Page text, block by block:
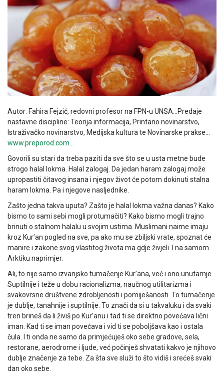
Autor: Fahira Fejzić, redovni profesor na FPN-u UNSA…Predaje
nastavne discipline: Teorija informacija, Printano novinarstvo,
Istraživačko novinarstvo, Medijska kultura te Novinarske prakse…
www.preporod.com
Govorili su stari da treba paziti da sve što se u usta metne bude
strogo halal lokma. Halal zalogaj. Da jedan haram zalogaj može
upropastiti čitavog insana i njegov život će potom dokinuti stalna
haram lokma. Pa i njegove nasljednike.
Zašto jedna takva uputa? Zašto je halal lokma važna danas? Kako
bismo to sami sebi mogli protumačiti? Kako bismo mogli trajno
brinuti o stalnom halalu u svojim ustima. Muslimani naime imaju
kroz Kur’an pogled na sve, pa ako mu se zbiljski vrate, spoznat će
manire i zakone svog vlastitog života ma gdje živjeli. I na samom
Arktiku naprimjer.
Ali, to nije samo izvanjsko tumačenje Kur’ana, već i ono unutarnje.
Suptilnije i teže u dobu racionalizma, naučnog utilitarizma i
svakovrsne društvene zdrobljenosti i pomiješanosti. To tumačenje
je dublje, tanahnije i suptilnije. To znači da si u takvaluku i da svaki
tren brineš da li živiš po Kur’anu i tad ti se direktno povećava lični
iman. Kad ti se iman povećava i vid ti se poboljšava kao i ostala
čula. I ti onda ne samo da primjećuješ oko sebe gradove, sela,
restorane, aerodrome i ljude, već počinješ shvatati kakvo je njihovo
dublje značenje za tebe. Za šta sve služi to što vidiš i srećeš svaki
dan oko sebe.